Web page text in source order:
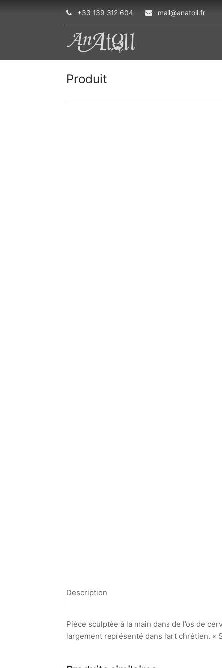
+33 139 312 604 mail@anatoll.fr
Produit
Description
Pièce sculptée à la main dans de l’os de
largement représenté dans l’art chrétien.